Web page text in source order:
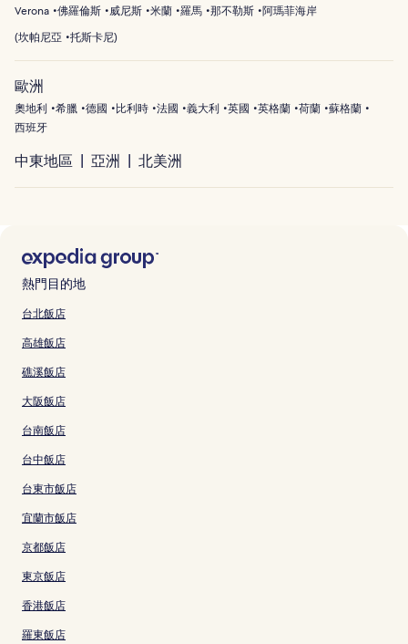
Verona 佛羅倫斯 威尼斯 米蘭 羅馬 那不勒斯 阿瑪菲海岸
(坎帕尼亞 托斯卡尼)
歐洲
奧地利 希臘 德國 比利時 法國 義大利 英國 英格蘭 荷蘭 蘇格蘭
西班牙
中東地區 亞洲 北美洲
熱門目的地
台北飯店
高雄飯店
礁溪飯店
大阪飯店
台南飯店
台中飯店
台東市飯店
宜蘭市飯店
京都飯店
東京飯店
香港飯店
羅東飯店